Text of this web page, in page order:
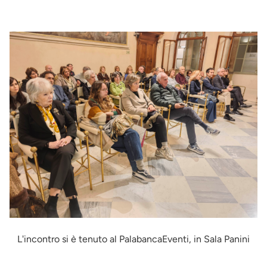
Immagine
L'incontro si è tenuto al PalabancaEventi, in Sala Panini